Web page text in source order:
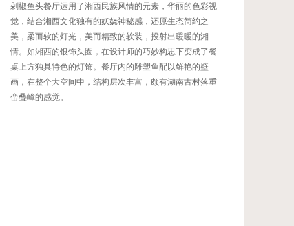
剁椒鱼头餐厅运用了湘西民族风情的元素，华丽的色彩视
觉，结合湘西文化独有的妖娆神秘感，还原生态简约之
美，柔而软的灯光，美而精致的软装，投射出暖暖的湘
情。如湘西的银饰头圈，在设计师的巧妙构思下变成了餐
桌上方独具特色的灯饰。餐厅内的雕塑鱼配以鲜艳的壁
画，在整个大空间中，结构层次丰富，颇有湖南古村落重
峦叠嶂的感觉。